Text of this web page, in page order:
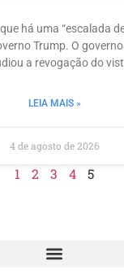
há uma “escalada
Trump. O
a revogação do
LEIA MAIS »
4 de agosto de 2026
1 2 3 4 5